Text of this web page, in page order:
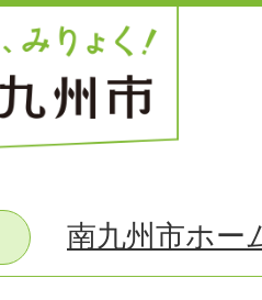
南九州市ホー